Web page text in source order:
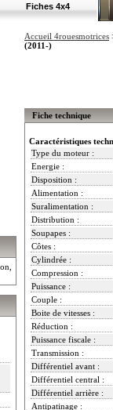
Fiches 4x4
Accueil 4rouesmotrices
(2011-)
Fiche technique
Caractéristiques
Type du moteur :
Energie :
Disposition :
Alimentation :
Suralimentation :
Distribution :
Soupapes :
Côtes :
Cylindrée :
Compression :
Puissance :
Couple :
Boite de vitesses :
Réduction :
Puissance fiscale :
Transmission :
Différentiel avant :
Différentiel central :
Différentiel arrière :
Antipatinage :